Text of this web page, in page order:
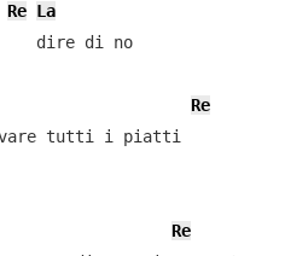
Re La
dire di no
Re
tutti i piatti
Re